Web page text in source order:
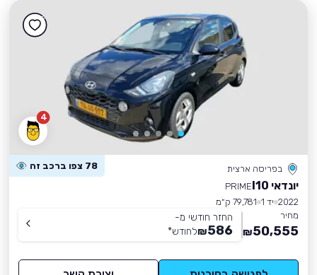
4
בפריסה ארצית 78 צפו ברכב זה
יונדאי I10
PRIME
2022 יד 1
79,781 ק״מ
מחיר
50,555
₪
החזר חודשי מ-
586
₪לחודש*